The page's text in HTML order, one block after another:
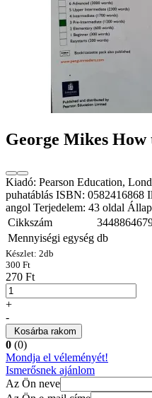
George Mikes How
Kiadó: Pearson Education,
puhatáblás ISBN: 0582416868
angol Terjedelem: 43 oldal
Cikkszám
Mennyiségi egység db
Készlet: 2db
300 Ft
270 Ft
+
-
Kosárba rakom
0 (0)
Mondja el véleményét!
Ismerősnek ajánlom
Az Ön neve